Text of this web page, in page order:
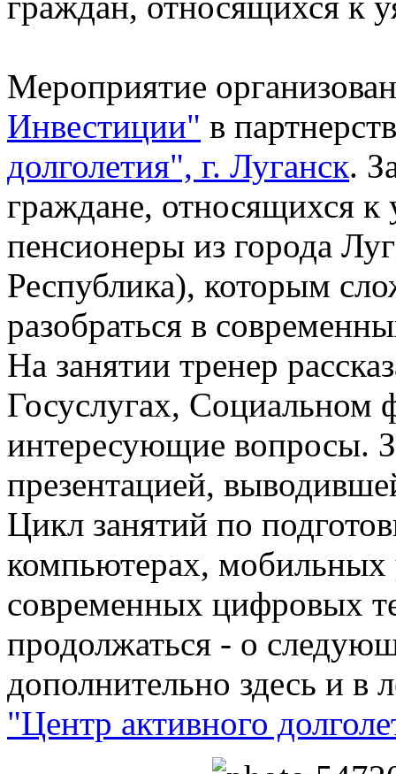
Мероприятие
Инвестиции" в
долголетия", г. Луганск.
граждане, относящихся
пенсионеры из города
Республика), которым
разобраться в
На занятии тренер
Госуслугах,
интересующие вопросы.
презентацией,
Цикл занятий по
компьютерах, мобильных
современных цифровых
продолжаться - о
дополнительно здесь и в
"Центр активного